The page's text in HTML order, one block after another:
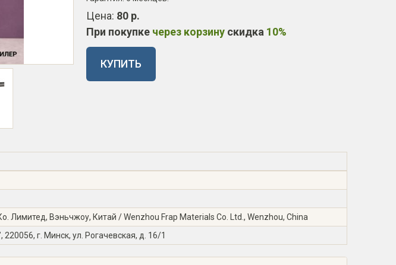
Цена: 80 р.
При покупке через корзинускидка 10%
КУПИТЬ
Лимитед, Вэньчжоу, Китай / Wenzhou Frap Materials Co. Ltd., Wenzhou, China
г. Минск, ул. Рогачевская, д. 16/1